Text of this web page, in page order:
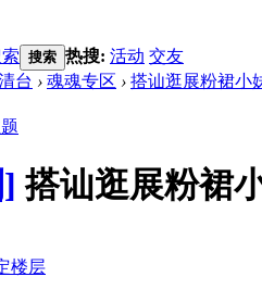
搜索 热搜: 活动 交友
台 › 魂魂专区 › 搭讪逛展粉裙小
搭讪逛展粉裙